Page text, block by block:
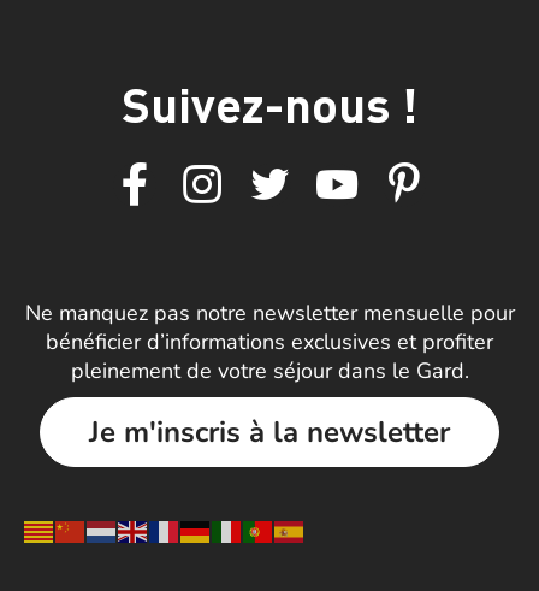
Suivez-nous !
Ne manquez pas notre newsletter mensuelle pour
bénéficier d’informations exclusives et profiter
pleinement de votre séjour dans le Gard.
Je m'inscris à la newsletter